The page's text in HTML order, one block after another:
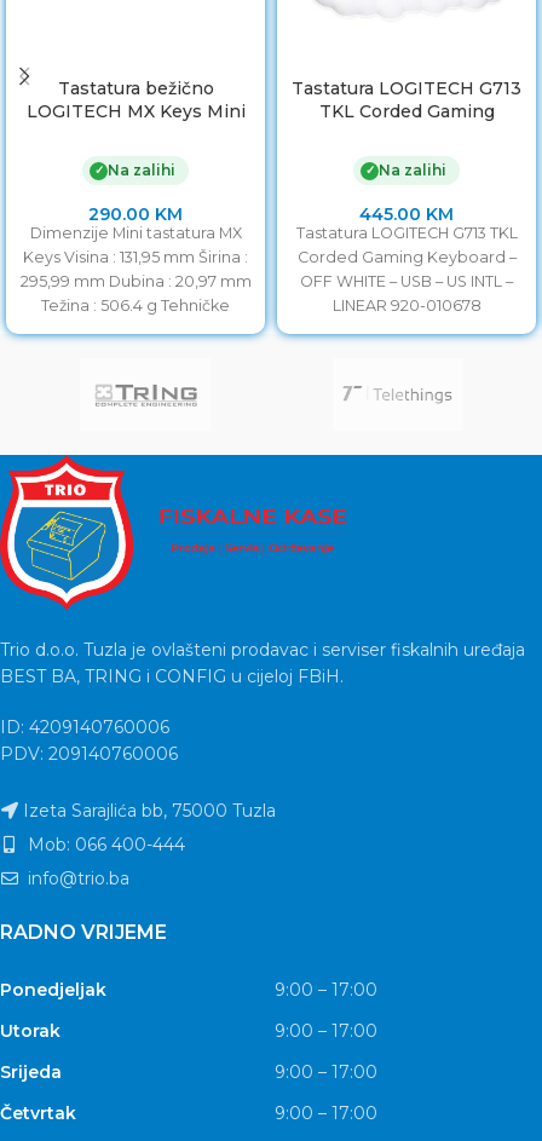
Tastatura bežično
LOGITECH MX Keys Mini
Keyboard – GRAPHITE –
US INTL
✓ Na zalihi
290.00 KM
Dimenzije Mini tastatura MX
Keys Visina : 131,95 mm Širina :
295,99 mm Dubina : 20,97 mm
Težina : 506.4 g Tehničke
specifikacije Minimalistička
Tastatura LOGITECH G713
TKL Corded Gaming
USB – US INTL
✓ Na zalihi
445.00 KM
Tastatura LOGITECH G713 TKL
Corded Gaming Keyboard –
OFF WHITE – USB – US INTL –
LINEAR 920-010678
Trio d.o.o. Tuzla je ovlašteni prodavac i serviser fiskalnih uređaja
BEST BA, TRING i CONFIG u cijeloj FBiH.
ID: 4209140760006
PDV: 209140760006
Izeta Sarajlića bb, 75000 Tuzla
Mob: 066 400-444
info@trio.ba
RADNO VRIJEME
Ponedjeljak
9:00 – 17:00
Utorak
9:00 – 17:00
Srijeda
9:00 – 17:00
Četvrtak
9:00 – 17:00